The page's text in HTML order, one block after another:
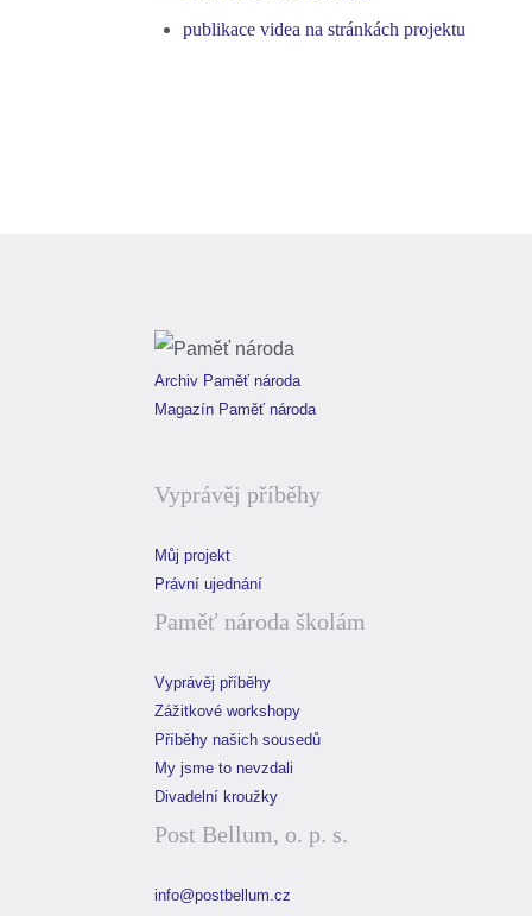
publikace videa na stránkách projektu
Archiv Paměť národa
Magazín Paměť národa
Vyprávěj příběhy
Můj projekt
Právní ujednání
Paměť národa školám
Vyprávěj příběhy
Zážitkové workshopy
Příběhy našich sousedů
My jsme to nevzdali
Divadelní kroužky
Post Bellum, o. p. s.
info@postbellum.cz